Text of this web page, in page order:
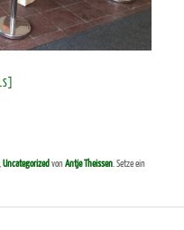
,Uncategorized vonAntje Theissen . Setze ein